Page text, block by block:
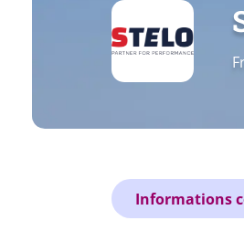
Informations